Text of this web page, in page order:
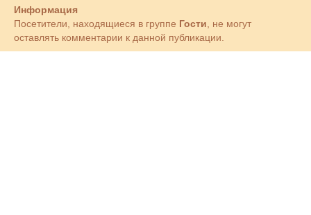
Информация
Посетители, находящиеся в группе Гости, не могут
оставлять комментарии к данной публикации.